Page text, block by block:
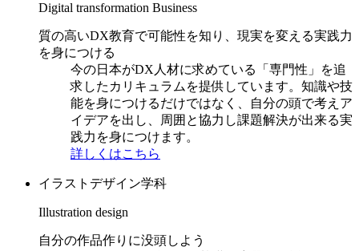
Digital transformation Business
質の高いDX教育で可能性を知り、現実を変える実践力
を身につける
今の日本がDX人材に求めている「専門性」を追
求したカリキュラムを提供しています。知識や技
能を身につけるだけではなく、自分の頭で考えア
イデアを出し、周囲と協力し課題解決が出来る実
践力を身につけます。
詳しくはこちら
イラストデザイン学科
Illustration design
自分の作品作りに没頭しよう